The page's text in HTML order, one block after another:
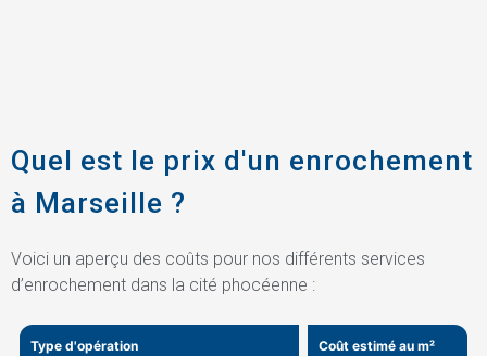
Quel est le prix d'un enrochement
à Marseille ?
Voici un aperçu des coûts pour nos différents services
d’enrochement dans la cité phocéenne :
Type d'opération Coût estimé au m²